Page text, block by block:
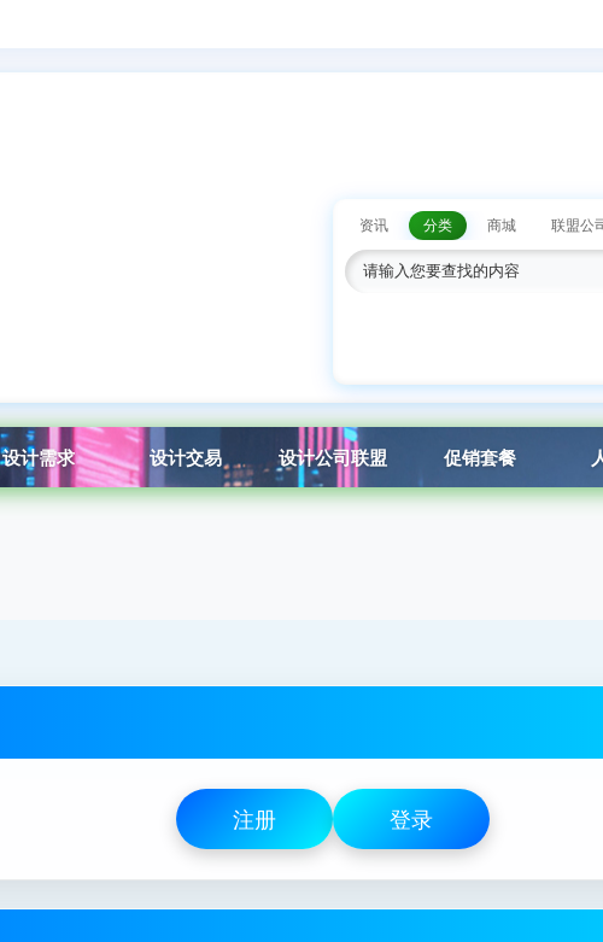
资讯
分类 商城 联盟公
设计需求 设计交易 设计公司联盟 促销套餐
注册 登录